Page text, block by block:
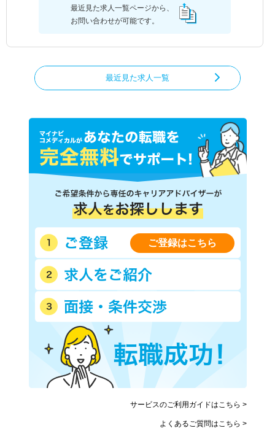
最近見た求人一覧ページから、
お問い合わせが可能です。
最近見た求人一覧
ご登録はこちら
サービスのご利用ガイドはこちら >
よくあるご質問はこちら >